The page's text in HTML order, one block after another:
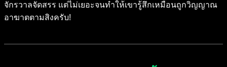
จักรวาลจัดสรร แต่ไม่เยอะจนทำให้เขารู้สึกเหมือนถูกวิญญาณ
อาฆาตตามสิงครับ!